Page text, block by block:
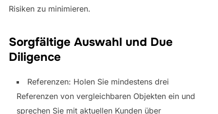
Risiken zu minimieren.
Sorgfältige Auswahl und Due
Diligence
Referenzen: Holen Sie mindestens drei
Referenzen von vergleichbaren Objekten ein und
sprechen Sie mit aktuellen Kunden über